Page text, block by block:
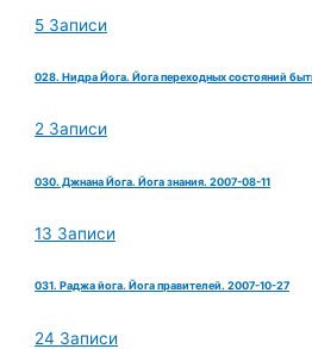
5 Записи
028. Нидра Йога. Йога переходных состояний
2 Записи
030. Джнана Йога. Йога знания. 2007-08-11
13 Записи
031. Раджа йога. Йога правителей. 2007-10-27
24 Записи